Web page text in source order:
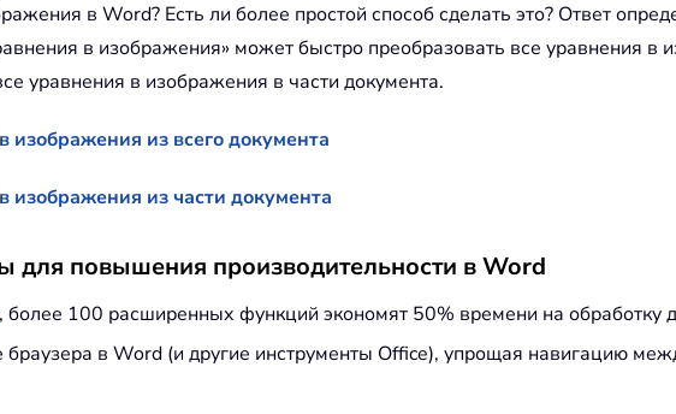
в Word? Есть ли более простой способ сделать это? Ответ
в изображения» может быстро преобразовать все уравнения в
уравнения в изображения в части документа.
изображения из всего документа
изображения из части документа
для повышения производительности в Word
, более 100 расширенных функций экономят 50% времени на обработку
браузера в Word (и другие инструменты Office), упрощая навигацию